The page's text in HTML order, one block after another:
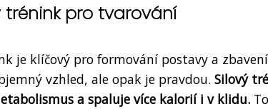
trénink pro tvarování
je klíčový pro formování postavy a
vzhled, ale opak je pravdou. Silový
a spaluje více kalorií i v klidu.